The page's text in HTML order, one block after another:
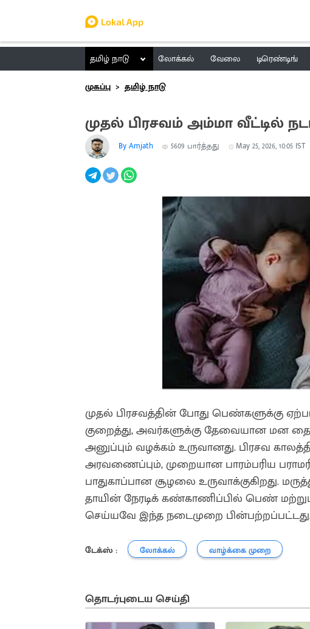
தமிழ் நாடு லோக்கல் வேலை டிரெண்டிங்
முகப்பு
தமிழ் நாடு
முதல் பிரசவம் அம்மா வீட்டில்
By Amjath 5609 பார்த்தது May 25, 2026, 10:05 IST
முதல் பிரசவத்தின் போது பெண்களுக்கு
குறைத்து, அவர்களுக்கு தேவையான மன
அனுப்பும் வழக்கம் உருவானது. பிரசவ
அரவணைப்பும், முறையான பாரம்பரிய
பாதுகாப்பான சூழலை உருவாக்குகிறது.
தாயின் நேரடிக் கண்காணிப்பில் பெண்
செய்யவே இந்த நடைமுறை
டேக்ஸ் : லோக்கல் வாழ்க்கை முறை
தொடர்புடைய செய்தி